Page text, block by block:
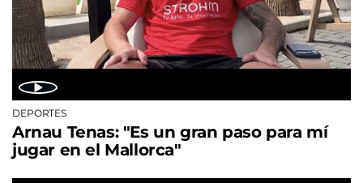
DEPORTES
Arnau Tenas: "Es un gran paso para mí
jugar en el Mallorca"